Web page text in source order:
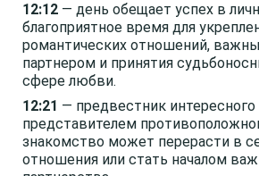
12:12 — день обещает успех в
благоприятное время для
романтических отношений,
партнером и принятия
сфере любви.
12:21 — предвестник
представителем
знакомство может перерасти в
отношения или стать началом